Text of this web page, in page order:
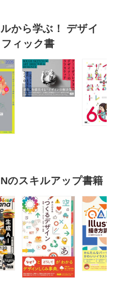
から学ぶ！ デザイ
ィック書
のスキルアップ書籍